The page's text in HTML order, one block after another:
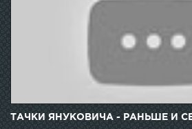
ТАЧКИ ЯНУКОВИЧА - РАНЬШЕ И